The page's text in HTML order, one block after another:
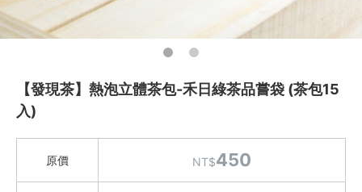
喝湯吃火鍋
礦泉水 / 氣泡水
台東紅烏龍氣泡飲
美景茶飲
Remedy 澳式精釀康普
【發現茶】熱泡立體茶包-禾日綠茶品嘗袋 (茶包15
入)
原價 NT$450